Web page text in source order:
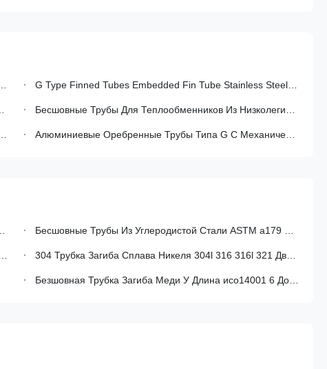
G Type Finned Tubes Embedded Fin Tube Stainless Steel Pipe With 1mm-40mm Thickness 6-630mm Outer Diameter 6-12m Length
Бесшовные Трубы Для Теплообменников Из Низколегированной Стали Марки t12 ASME sa213 С Внутренней Резьбой, Дизайном Cr-Mo И Наружным Диаметром 30-325 Мм
Алюминиевые Оребренные Трубы Типа G С Механической Фиксацией Ребер Для Широкого Диапазона Тепловых Расчетов И Совместимости С Трубами С Широким Основанием
Бесшовные Трубы Из Углеродистой Стали ASTM a179 a192 С U-Образным Изгибом, Несущей Конструкцией И Контролируемой Геометрией U-Образного Изгиба Для Теплообменников
304 Трубка Загиба Сплава Никеля 304l 316 316l 321 Двухшпиндельных s31803 2205 U
Безшовная Трубка Загиба Меди У Длина исо14001 6 До 219.1мм Од Макс 38000мм